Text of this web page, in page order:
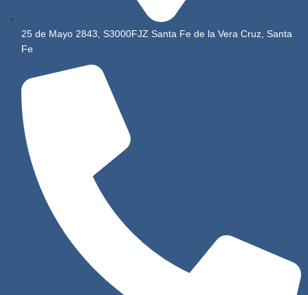
25 de Mayo 2843, S3000FJZ Santa Fe de la Vera Cruz, Santa
Fe